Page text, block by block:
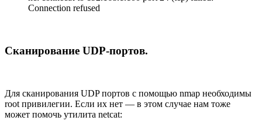
Connection refused
Сканирование UDP-портов.
Для сканирования UDP портов с помощью nmap необходимы
root привилегии. Если их нет — в этом случае нам тоже
может помочь утилита netcat: